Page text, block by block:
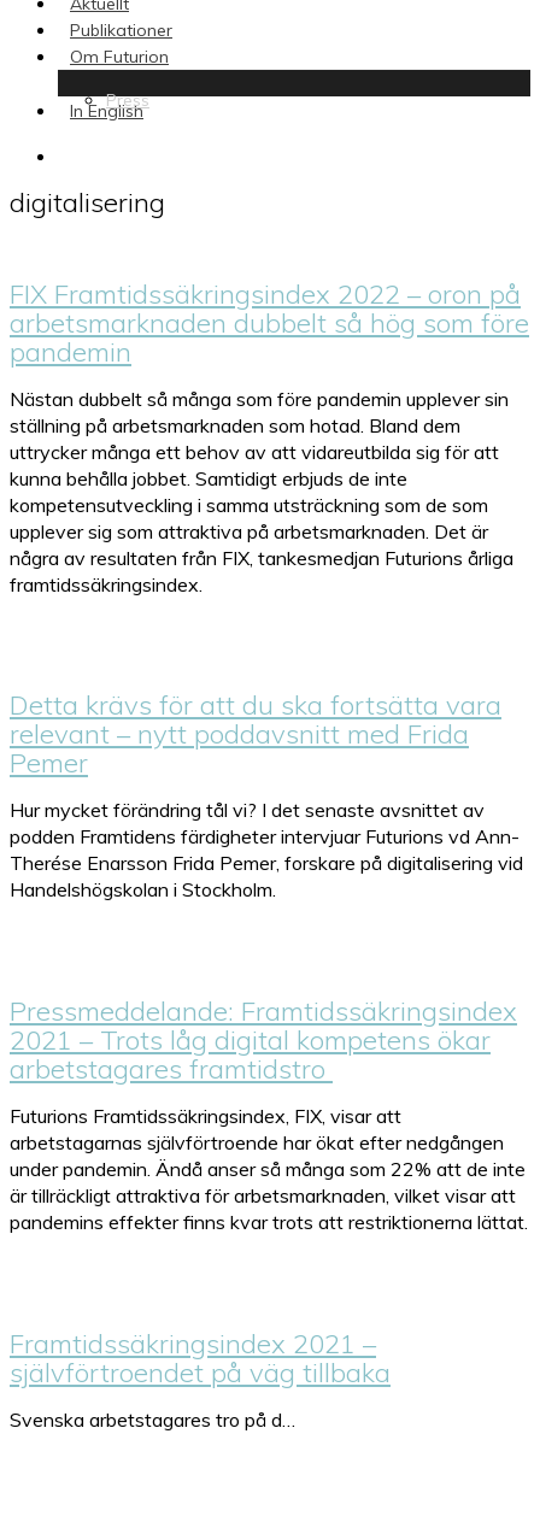
Publikationer
Om Futurion
Press
In English
digitalisering
FIX Framtidssäkringsindex 2022 – oron på
arbetsmarknaden dubbelt så hög som före
pandemin
Nästan dubbelt så många som före pandemin upplever sin
ställning på arbetsmarknaden som hotad. Bland dem
uttrycker många ett behov av att vidareutbilda sig för att
kunna behålla jobbet. Samtidigt erbjuds de inte
kompetensutveckling i samma utsträckning som de som
upplever sig som attraktiva på arbetsmarknaden. Det är
några av resultaten från FIX, tankesmedjan Futurions årliga
framtidssäkringsindex.
Detta krävs för att du ska fortsätta vara
relevant – nytt poddavsnitt med Frida
Pemer
Hur mycket förändring tål vi? I det senaste avsnittet av
podden Framtidens färdigheter intervjuar Futurions vd Ann-
Therése Enarsson Frida Pemer, forskare på digitalisering vid
Handelshögskolan i Stockholm.
Pressmeddelande: Framtidssäkringsindex
2021 – Trots låg digital kompetens ökar
arbetstagares framtidstro
Futurions Framtidssäkringsindex, FIX, visar att
arbetstagarnas självförtroende har ökat efter nedgången
under pandemin. Ändå anser så många som 22% att de inte
är tillräckligt attraktiva för arbetsmarknaden, vilket visar att
pandemins effekter finns kvar trots att restriktionerna lättat.
Framtidssäkringsindex 2021 –
självförtroendet på väg tillbaka
Svenska arbetstagares tro på d…